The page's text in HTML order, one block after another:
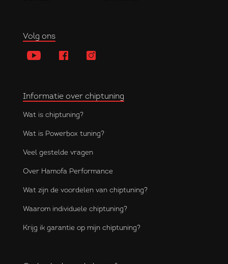
Volg ons
Informatie over chiptuning
Wat is chiptuning?
Wat is Powerbox tuning?
Veel gestelde vragen
Over Hamofa Performance
Wat zijn de voordelen van chiptuning?
Waarom individuele chiptuning?
Krijg ik garantie op mijn chiptuning?